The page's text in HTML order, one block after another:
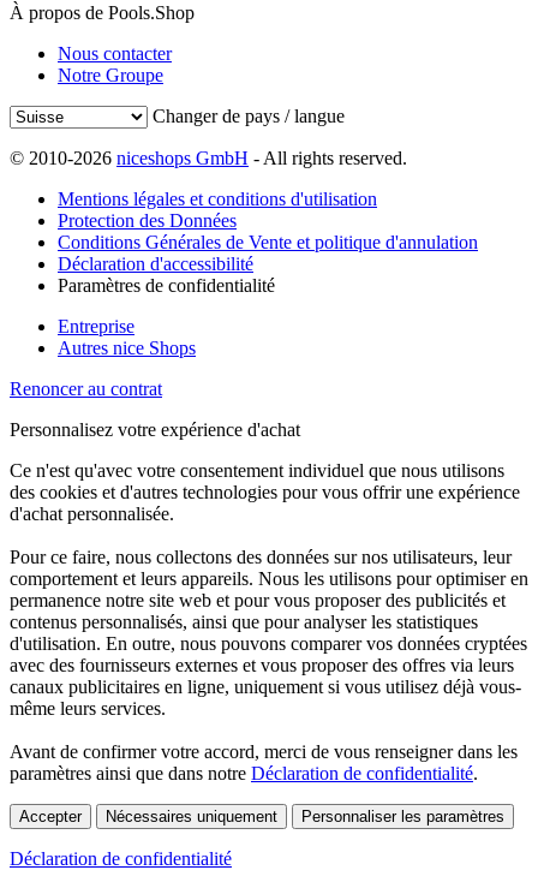
À propos de Pools.Shop
Nous contacter
Notre Groupe
Changer de pays / langue
© 2010-2026 niceshops GmbH - All rights reserved.
Mentions légales et conditions d'utilisation
Protection des Données
Conditions Générales de Vente et politique d'annulation
Déclaration d'accessibilité
Paramètres de confidentialité
Entreprise
Autres nice Shops
Renoncer au contrat
Personnalisez votre expérience d'achat
Ce n'est qu'avec votre consentement individuel que nous utilisons
des cookies et d'autres technologies pour vous offrir une expérience
d'achat personnalisée.
Pour ce faire, nous collectons des données sur nos utilisateurs, leur
comportement et leurs appareils. Nous les utilisons pour optimiser en
permanence notre site web et pour vous proposer des publicités et
contenus personnalisés, ainsi que pour analyser les statistiques
d'utilisation. En outre, nous pouvons comparer vos données cryptées
avec des fournisseurs externes et vous proposer des offres via leurs
canaux publicitaires en ligne, uniquement si vous utilisez déjà vous-
même leurs services.
Avant de confirmer votre accord, merci de vous renseigner dans les
paramètres ainsi que dans notre Déclaration de confidentialité.
Accepter Nécessaires uniquement Personnaliser les paramètres
Déclaration de confidentialité